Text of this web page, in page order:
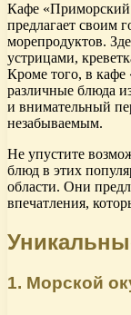
Кафе «Приморский
предлагает своим
морепродуктов.
устрицами,
Кроме того, в
различные блюда
и внимательный
незабываемым.
Не упустите
блюд в этих
области. Они
впечатления,
1. Морской